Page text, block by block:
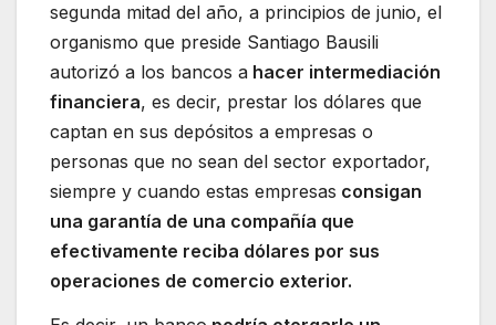
segunda mitad del año, a principios de junio, el
organismo que preside Santiago Bausili
autorizó a los bancos a hacer intermediación
financiera, es decir, prestar los dólares que
captan en sus depósitos a empresas o
personas que no sean del sector exportador,
siempre y cuando estas empresas consigan
una garantía de una compañía que
efectivamente reciba dólares por sus
operaciones de comercio exterior.